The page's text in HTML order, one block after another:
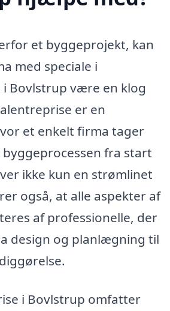
et byggeprojekt, kan
med speciale i
Bovlstrup være en klog
er en
et enkelt firma tager
fra start
ikke kun en strømlinet
også, at alle aspekter af
af professionelle, der
design og planlægning til
i Bovlstrup omfatter